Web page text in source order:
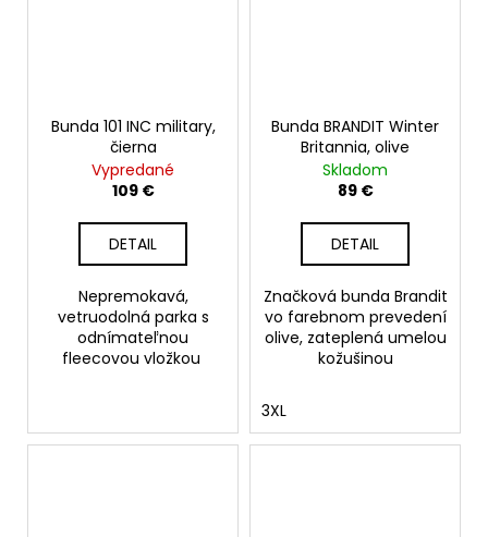
Bunda 101 INC military,
čierna
Vypredané
109 €
DETAIL
Nepremokavá,
vetruodolná parka s
odnímateľnou
fleecovou vložkou
Bunda BRANDIT Winter
Britannia, olive
Skladom
89 €
DETAIL
Značková bunda Brandit
vo farebnom prevedení
olive, zateplená umelou
kožušinou
3XL